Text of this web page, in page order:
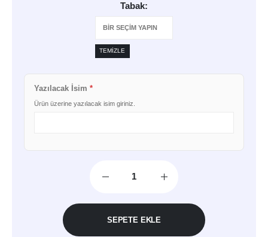
Tabak
TEMIZLE
Yazılacak İsim *
Ürün üzerine yazılacak isim giriniz.
SEPETE EKLE